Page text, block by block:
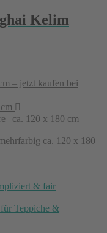
Kelim
ca. 120 x 180
& fair
für Teppiche &